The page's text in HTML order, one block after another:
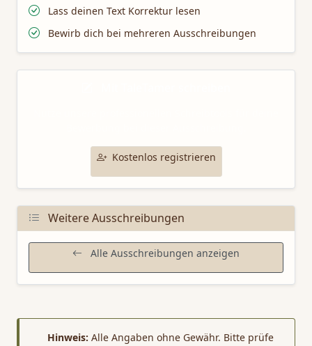
Lass deinen Text Korrektur lesen
Bewirb dich bei mehreren Ausschreibungen
Kostenlos registrieren
Weitere Ausschreibungen
Alle Ausschreibungen anzeigen
Hinweis: Alle Angaben ohne Gewähr. Bitte prüfe